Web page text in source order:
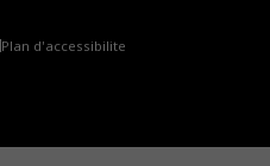
Plan d'accessibilite